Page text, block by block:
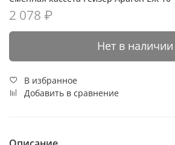
2 078 ₽
Нет в наличии
В избранное
Добавить в сравнение